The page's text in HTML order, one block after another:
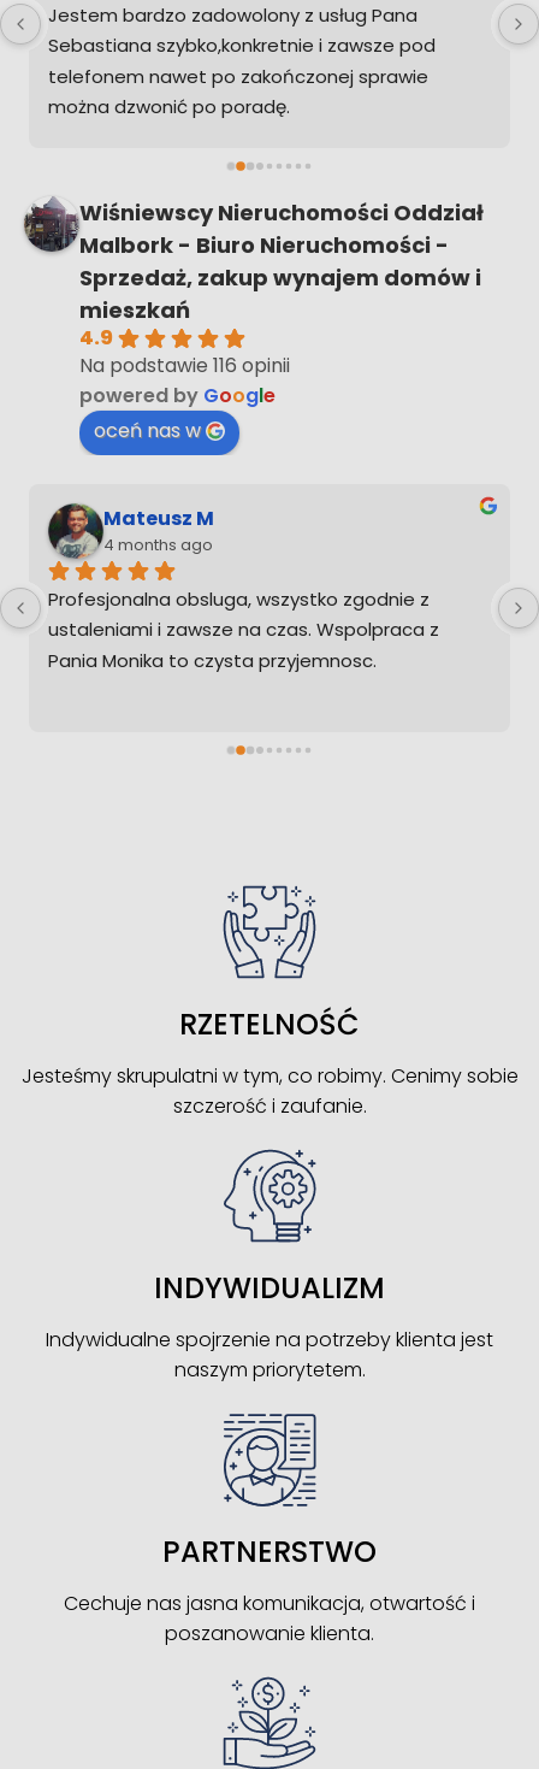
Jestem bardzo zadowolony z usług Pana
Sebastiana szybko,konkretnie i zawsze pod
telefonem nawet po zakończonej sprawie
można dzwonić po poradę.
nieruchomość na pewno zadzwonię żebym nie
musiał ogarniać tego sam
Wiśniewscy Nieruchomości Oddział
Malbork - Biuro Nieruchomości -
Sprzedaż, zakup wynajem domów i
mieszkań
4.9
Na podstawie 116 opinii
powered by Google
oceń nas w
Mateusz M
4 months ago
Profesjonalna obsluga, wszystko zgodnie z
ustaleniami i zawsze na czas. Wspolpraca z
Pania Monika to czysta przyjemnosc.
RZETELNOŚĆ
Jesteśmy skrupulatni w tym, co robimy. Cenimy sobie
szczerość i zaufanie.
INDYWIDUALIZM
Indywidualne spojrzenie na potrzeby klienta jest
naszym priorytetem.
PARTNERSTWO
Cechuje nas jasna komunikacja, otwartość i
poszanowanie klienta.